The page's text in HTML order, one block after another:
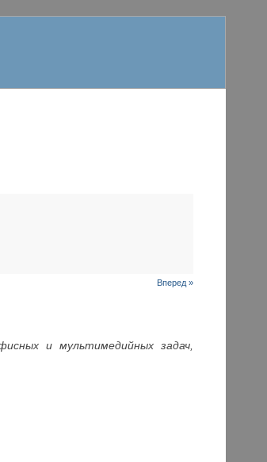
Вперед »
и мультимедийных задач,